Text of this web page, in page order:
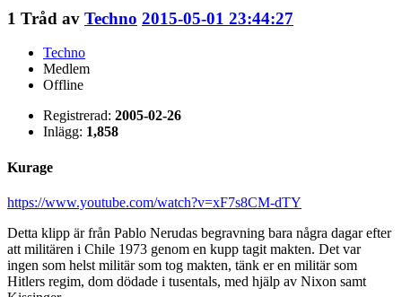
1 Tråd av Techno 2015-05-01 23:44:27
Techno
Medlem
Offline
Registrerad: 2005-02-26
Inlägg: 1,858
Kurage
https://www.youtube.com/watch?v=xF7s8CM-dTY
Detta klipp är från Pablo Nerudas begravning bara några dagar efter
att militären i Chile 1973 genom en kupp tagit makten. Det var
ingen som helst militär som tog makten, tänk er en militär som
Hitlers regim, dom dödade i tusentals, med hjälp av Nixon samt